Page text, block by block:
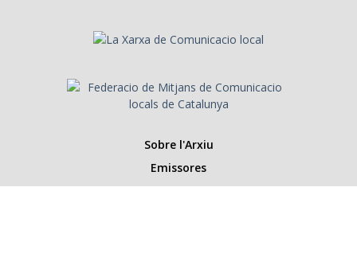
Sobre l'Arxiu
Emissores
Presentadors/es